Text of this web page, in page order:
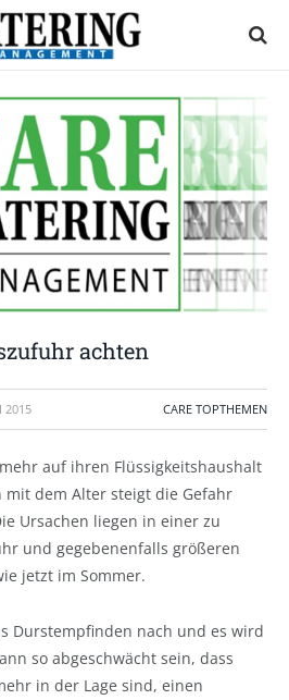
achten
2015 CARE TOPTHEMEN
auf ihren Flüssigkeitshaushalt
dem Alter steigt die Gefahr
Ursachen liegen in einer zu
und gegebenenfalls größeren
jetzt im Sommer.
Durstempfinden nach und es wird
so abgeschwächt sein, dass
in der Lage sind, einen